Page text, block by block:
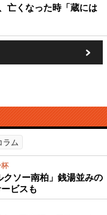
亡くなった時「蔵には
ラム
クソー南柏」銭湯並みの
ビスも